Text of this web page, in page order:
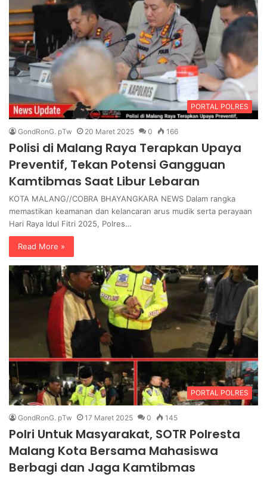
PORTAL POLRES
GondRonG. pTw 20 Maret 2025 0 166
Polisi di Malang Raya Terapkan Upaya
Preventif, Tekan Potensi Gangguan
Kamtibmas Saat Libur Lebaran
KOTA MALANG//COBRA BHAYANGKARA NEWS Dalam rangka
memastikan keamanan dan kelancaran arus mudik serta perayaan
Hari Raya Idul Fitri 2025, Polres…
Read More »
PORTAL POLRES
GondRonG. pTw 17 Maret 2025 0 145
Polri Untuk Masyarakat, SOTR Polresta
Malang Kota Bersama Mahasiswa
Berbagi dan Jaga Kamtibmas